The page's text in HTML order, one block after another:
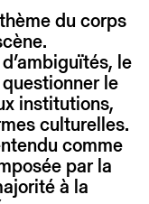
du corps
le
le
institutions,
culturelles.
comme
par la
à la